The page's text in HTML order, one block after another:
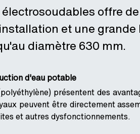
offre
et une grande
diamètre 630 mm.
d'eau potable
présentent des
peuvent être directement
et autres dysfonctionnements.